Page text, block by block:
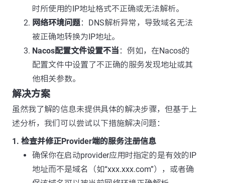
时所使用的IP地址格式不正确或无法解析。
网络环境问题：DNS解析异常，导致域名无法
被正确地转换为IP地址。
Nacos配置文件设置不当 ：例如，在Nacos的
配置文件中设置了不正确的服务发现地址或其
他相关参数。
解决方案
虽然我了解的信息未提供具体的解决步骤，但基于上
述分析，我们可以尝试以下措施解决问题：
1. 检查并修正Provider端的服务注册信息
确保你在启动provider应用时指定的是有效的IP
地址而不是域名（如“xxx.xxx.com”），或者确